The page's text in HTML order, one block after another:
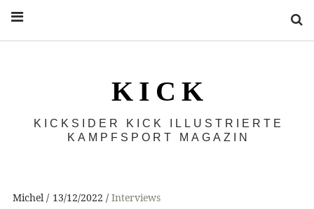
K I C K
KICKSIDER KICK ILLUSTRIERTE
KAMPFSPORT MAGAZIN
Michel 13/12/2022 Interviews